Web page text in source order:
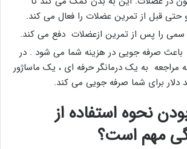
حتی قبل از تمرین عضلات را فعال می کند.
را پس از تمرین ازعضلات دفع می کند.
باعث صرفه جویی در هزینه شما می شود . در
مراجعه به یک درمانگر حرفه ای ، یک ماساژور
برای شما صرفه جویی می کند.
نحوه استفاده از
مهم است؟